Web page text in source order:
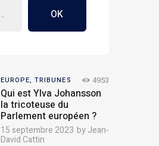
OK
EUROPE, TRIBUNES 4953
Qui est Ylva Johansson
la tricoteuse du
Parlement européen ?
15 septembre 2023 byJean-
David Cattin